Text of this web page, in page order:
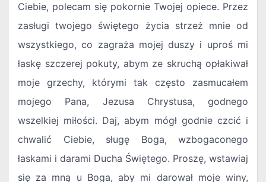
Ciebie, polecam się pokornie Twojej opiece. Przez
zasługi twojego świętego życia strzeż mnie od
wszystkiego, co zagraża mojej duszy i uproś mi
łaskę szczerej pokuty, abym ze skruchą opłakiwał
moje grzechy, którymi tak często zasmucałem
mojego Pana, Jezusa Chrystusa, godnego
wszelkiej miłości. Daj, abym mógł godnie czcić i
chwalić Ciebie, sługę Boga, wzbogaconego
łaskami i darami Ducha Świętego. Proszę, wstawiaj
się za mną u Boga, aby mi darował moje winy,